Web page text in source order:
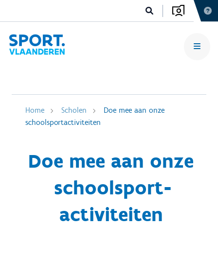
Home Scholen
Doe mee aan onze
schoolsportactiviteiten
Doe mee aan onze
schoolsport­
activiteiten